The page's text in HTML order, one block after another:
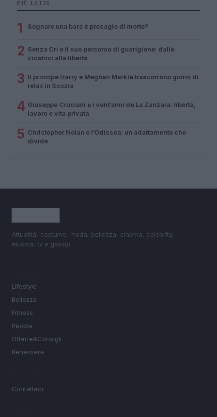
PIÙ LETTI
1 Sognare una bara è presagio di morte?
2 Senza Cri e il suo percorso di guarigione: dalle
cicatrici alla libertà
3 Il principe Harry e Meghan Markle trascorrono giorni di
relax in Scozia
4 Giuseppe Cruciani e i vent’anni de La Zanzara: libertà,
lavoro e vita privata
5 Christopher Nolan e l’Odissea: un adattamento che
divide
Attualità, costume, moda, bellezza, cinema, celebrity,
musica, tv e gossip.
Lifestyle
Bellezza
Fitness
People
Offerte&Consigli
Benessere
Contattaci